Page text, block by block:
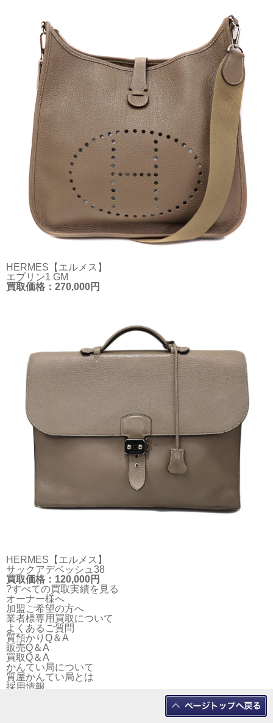
HERMES【エルメス】
エブリン1 GM
買取価格：270,000円
HERMES【エルメス】
サックアデベッシュ38
買取価格：120,000円
?すべての買取実績を見る
オーナー様へ
加盟ご希望の方へ
業者様専用買取について
よくあるご質問
質預かりQ＆A
販売Q＆A
買取Q＆A
かんてい局について
質屋かんてい局とは
採用情報